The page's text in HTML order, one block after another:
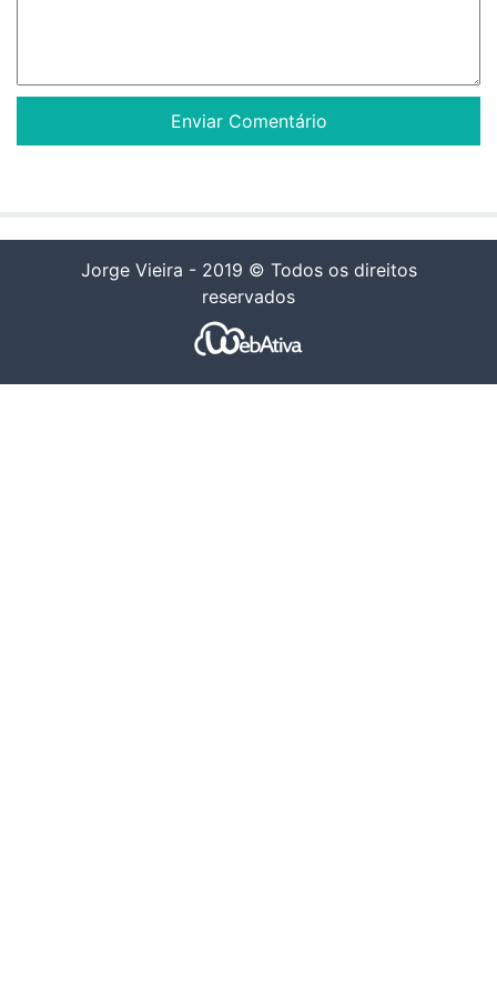
Jorge Vieira - 2019 © Todos os direitos
reservados